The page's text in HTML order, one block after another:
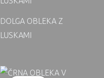
DOLGA OBLEKA Z
LUSKAMI